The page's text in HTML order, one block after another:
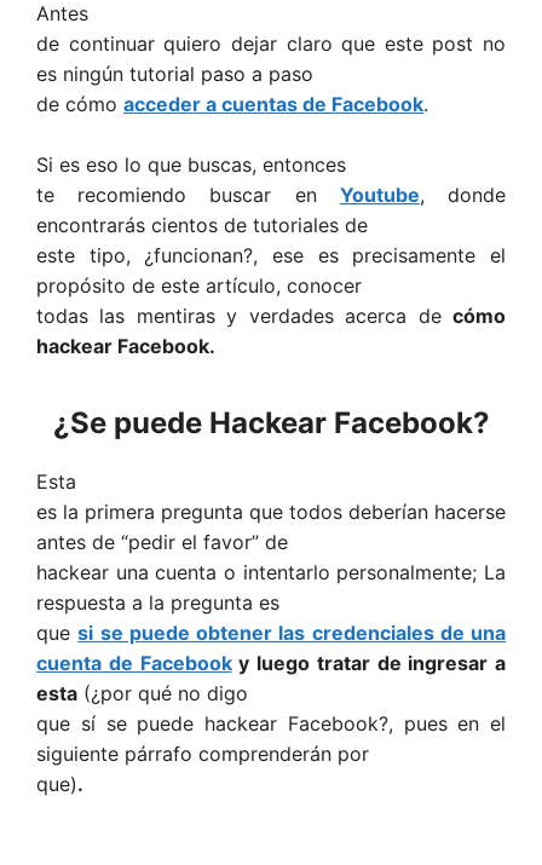
Antes
de continuar quiero dejar claro que este post no
es ningún tutorial paso a paso
de cómo acceder a cuentas de Facebook.
Si es eso lo que buscas, entonces
te recomiendo buscar en Youtube, donde
encontrarás cientos de tutoriales de
este tipo, ¿funcionan?, ese es precisamente el
propósito de este artículo, conocer
todas las mentiras y verdades acerca de cómo
hackear Facebook.
¿Se puede Hackear Facebook?
Esta
es la primera pregunta que todos deberían hacerse
antes de “pedir el favor” de
hackear una cuenta o intentarlo personalmente; La
respuesta a la pregunta es
quesi se puede obtener las credenciales de una
cuenta de Facebooky luego tratar de ingresar a
esta (¿por qué no digo
que sí se puede hackear Facebook?, pues en el
siguiente párrafo comprenderán por
que).